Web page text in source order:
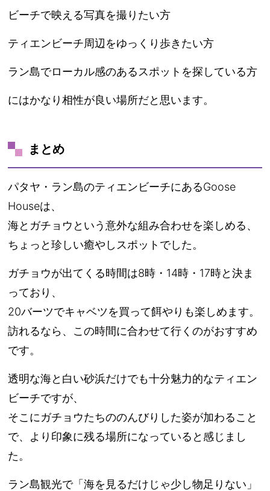
ビーチで映える写真を撮りたい方
ティエンビーチ周辺をゆっくり歩きたい方
ラン島でローカル感のあるスポットを探している方
にはかなり相性が良い場所だと思います。
まとめ
パタヤ・ラン島のティエンビーチにあるGoose
Houseは、
海とガチョウという意外な組み合わせを楽しめる、
ちょっと珍しい癒やしスポットでした。
ガチョウが出てくる時間は8時・14時・17時と決ま
っており、
20バーツでキャベツを買って餌やりも楽しめます。
訪れるなら、この時間に合わせて行くのがおすすめ
です。
透明な海と白い砂浜だけでも十分魅力的なティエン
ビーチですが、
そこにガチョウたちののんびりした姿が加わること
で、より印象に残る場所になっていると感じまし
た。
ラン島観光で「海を見るだけじゃ少し物足りない」